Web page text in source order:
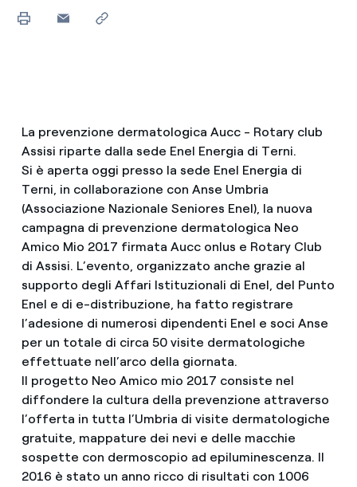
La prevenzione dermatologica Aucc - Rotary club
Assisi riparte dalla sede Enel Energia di Terni.
Si è aperta oggi presso la sede Enel Energia di
Terni, in collaborazione con Anse Umbria
(Associazione Nazionale Seniores Enel), la nuova
campagna di prevenzione dermatologica Neo
Amico Mio 2017 firmata Aucc onlus e Rotary Club
di Assisi. L’evento, organizzato anche grazie al
supporto degli Affari Istituzionali di Enel, del Punto
Enel e di e-distribuzione, ha fatto registrare
l’adesione di numerosi dipendenti Enel e soci Anse
per un totale di circa 50 visite dermatologiche
effettuate nell’arco della giornata.
Il progetto Neo Amico mio 2017 consiste nel
diffondere la cultura della prevenzione attraverso
l’offerta in tutta l’Umbria di visite dermatologiche
gratuite, mappature dei nevi e delle macchie
sospette con dermoscopio ad epiluminescenza. Il
2016 è stato un anno ricco di risultati con 1006